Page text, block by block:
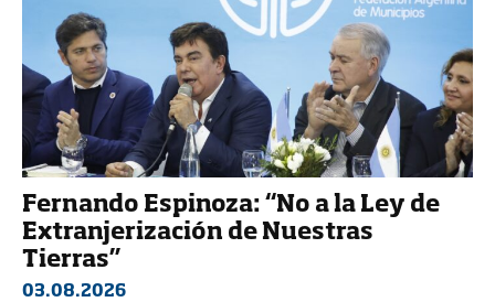
Fernando Espinoza: “No a la Ley de
Extranjerización de Nuestras
Tierras”
03.08.2026